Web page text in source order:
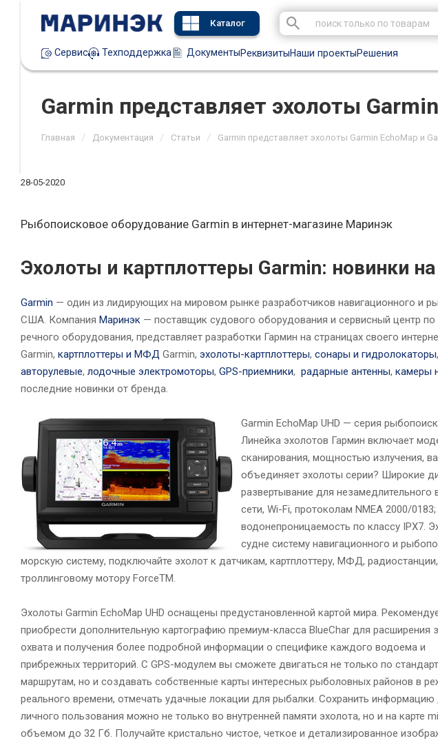
Каталог
Сервис Техподдержка ДокументыРеквизитыНаши проектыРешения
Garmin представляет эхолоты
Главная / Документация / Статьи / Garmin представляет эхолоты Garmin EchoMap и
28-05-2020
Рыбопоисковое оборудование Garmin в интернет-магазине Маринэк
Эхолоты и картплоттеры Garmin: новинки
Garmin — один из лидирующих на мировом рынке разработчиков навигационного и
США. Компания Маринэк — поставщик судового оборудования и сервисный центр
речного оборудования, представляет разработки Гармин на страницах своего
Garmin, картплоттеры и МФД Garmin, эхолоты-картплоттеры, сонары и гидролокаторы,
авторулевые, лодочные электромоторы, GPS-приемники, радарные антенны, камеры
последние новинки от бренда.
Garmin EchoMap UHD — серия
Линейка эхолотов Гармин включает
сканирования, мощностью излучения,
объединяет эхолоты серии? Широкие
развертывание для
сети, Wi-Fi, протоколам NMEA 2000/
водонепроницаемость по классу IPX7.
судне систему навигационного и
морскую систему, подключайте эхолот к датчикам, картплоттеру, МФД,
троллинговому мотору ForceTM.
Эхолоты Garmin EchoMap UHD оснащены предустановленной картой мира.
приобрести дополнительную картографию премиум-класса BlueChar для расширения
охвата и получения более подробной информации о специфике каждого водоема и
прибрежных территорий. С GPS-модулем вы сможете двигаться не только по
маршрутам, но и создавать собственные карты интересных рыболовных районов в
реального времени, отмечать удачные локации для рыбалки. Сохранить информацию
личного пользования можно не только во внутренней памяти эхолота, но и на карте
объемом до 32 Гб. Получайте кристально чистое, четкое и детализированное